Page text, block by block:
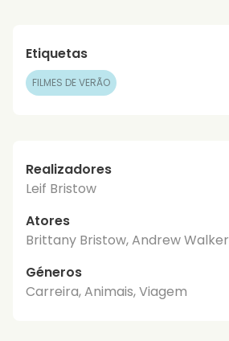
Etiquetas
FILMES DE VERÃO
Realizadores
Leif Bristow
Atores
Brittany Bristow, Andrew Walker
Géneros
Carreira, Animais, Viagem